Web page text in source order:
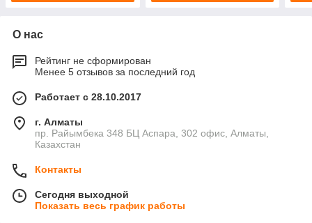
О нас
Рейтинг не сформирован
Менее 5 отзывов за последний год
Работает с 28.10.2017
г. Алматы
пр. Райымбека 348 БЦ Аспара, 302 офис, Алматы,
Казахстан
Контакты
Сегодня выходной
Показать весь график работы